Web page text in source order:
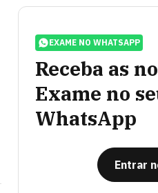
EXAME NO WHATSAPP
Receba as
Exame no
WhatsApp
Entrar